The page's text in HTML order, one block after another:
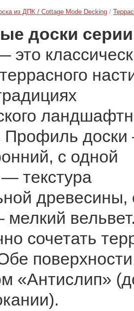
из ДПК / Cottage Mode Decking /
доски серии
это
Профиль
с одной
текстура
древесины,
сочетать
«Антислип»